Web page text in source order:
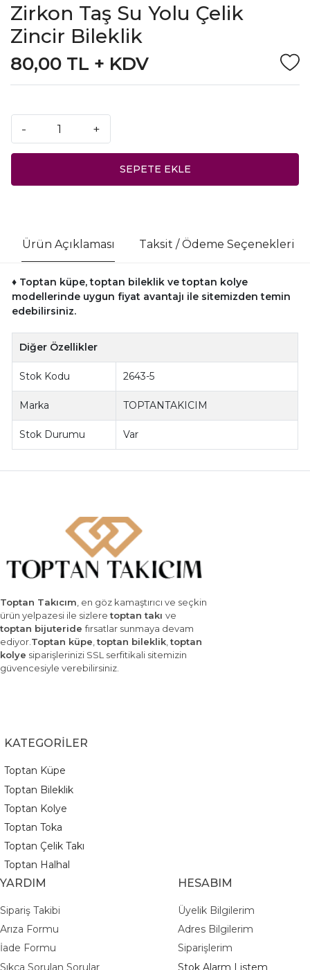
Zirkon Taş Su Yolu Çelik
Zincir Bileklik
80,00 TL + KDV
- +
SEPETE EKLE
Ürün Açıklaması Taksit / Ödeme Seçenekleri
♦ Toptan küpe, toptan bileklik ve toptan kolye
modellerinde uygun fiyat avantajı ile sitemizden temin
edebilirsiniz.
Diğer Özellikler
Stok Kodu 2643-5
Marka TOPTANTAKICIM
Stok Durumu Var
Toptan Takıcım, en göz kamaştırıcı ve seçkin
ürün yelpazesi ile sizleretoptan takı ve
toptan bijuteridefırsatlar sunmaya devam
ediyor.Toptan küpe,toptan bileklik,toptan
kolye siparişlerinizi SSL serfitikali sitemizin
güvencesiyle verebilirsiniz.
KATEGORİLER
Toptan Küpe
Toptan Bileklik
Toptan Kolye
Toptan Toka
Toptan Çelik Takı
Toptan Halhal
YARDIM
Sipariş Takibi
Arıza Formu
İade Formu
Sıkça Sorulan Sorular
HESABIM
Üyelik Bilgilerim
Adres Bilgilerim
Siparişlerim
Stok Alarm Listem